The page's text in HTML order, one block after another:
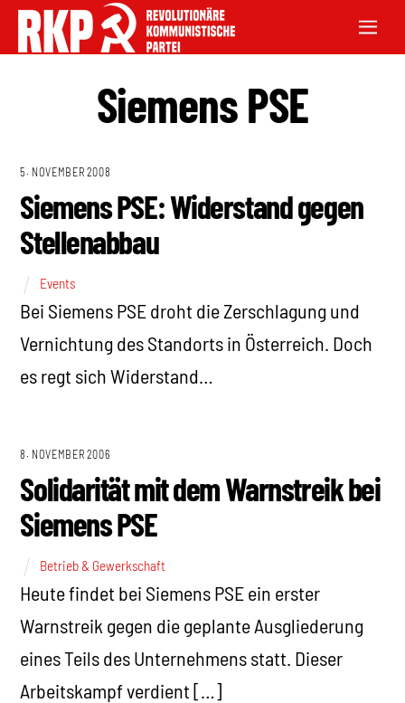
Siemens PSE
5. NOVEMBER 2008
Siemens PSE: Widerstand gegen
Stellenabbau
Events
Bei Siemens PSE droht die Zerschlagung und
Vernichtung des Standorts in Österreich. Doch
es regt sich Widerstand…
8. NOVEMBER 2006
Solidarität mit dem Warnstreik bei
Siemens PSE
Betrieb & Gewerkschaft
Heute findet bei Siemens PSE ein erster
Warnstreik gegen die geplante Ausgliederung
eines Teils des Unternehmens statt. Dieser
Arbeitskampf verdient […]